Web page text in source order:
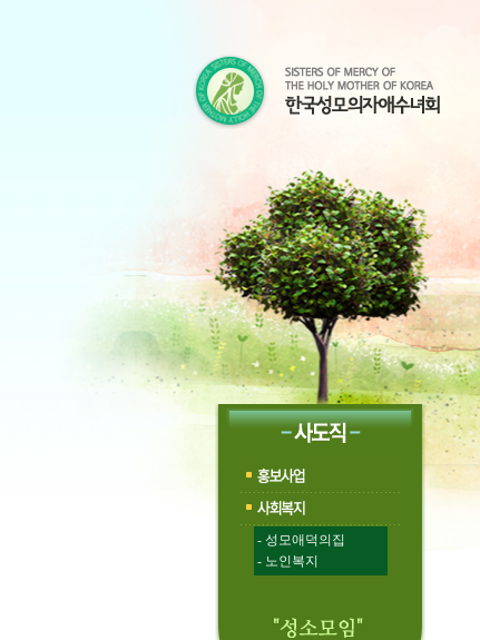
- 성모애덕의집
- 노인복지